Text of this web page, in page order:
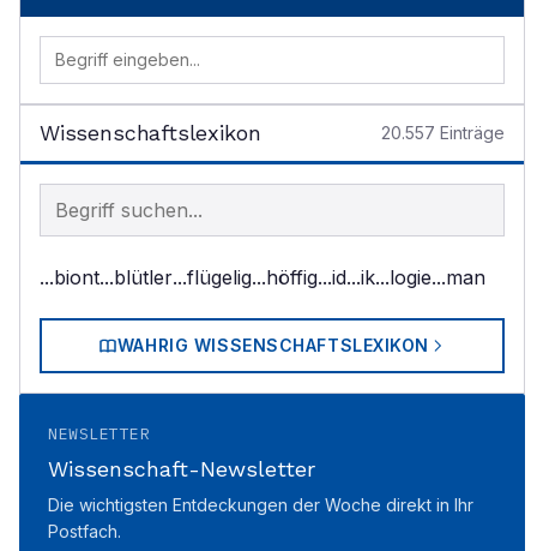
Wissenschaftslexikon 20.557 Einträge
Begriff im Lexikon suchen
...biont...blütler...flügelig...höffig...id...ik...logie...man
WAHRIG WISSENSCHAFTSLEXIKON
NEWSLETTER
Wissenschaft-Newsletter
Die wichtigsten Entdeckungen der Woche direkt in Ihr
Postfach.